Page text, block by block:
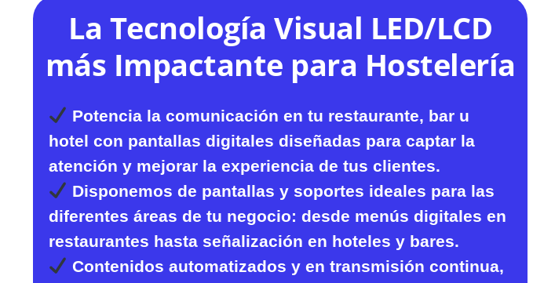
La Tecnología Visual LED/LCD
más Impactante para Hostelería
Potencia la comunicación en tu restaurante, bar u
hotel con pantallas digitales diseñadas para captar la
atención y mejorar la experiencia de tus clientes.
Disponemos de pantallas y soportes ideales para las
diferentes áreas de tu negocio: desde menús digitales en
restaurantes hasta señalización en hoteles y bares.
Contenidos automatizados y en transmisión continua,